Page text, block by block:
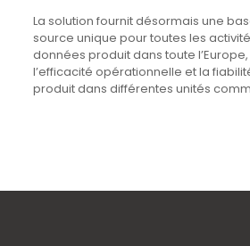
La solution fournit désormais une
source unique pour toutes les
données produit dans toute
l’efficacité opérationnelle et la
produit dans différentes unités